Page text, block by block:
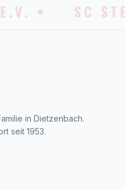
• SC
in Dietzenbach.
seit 1953.